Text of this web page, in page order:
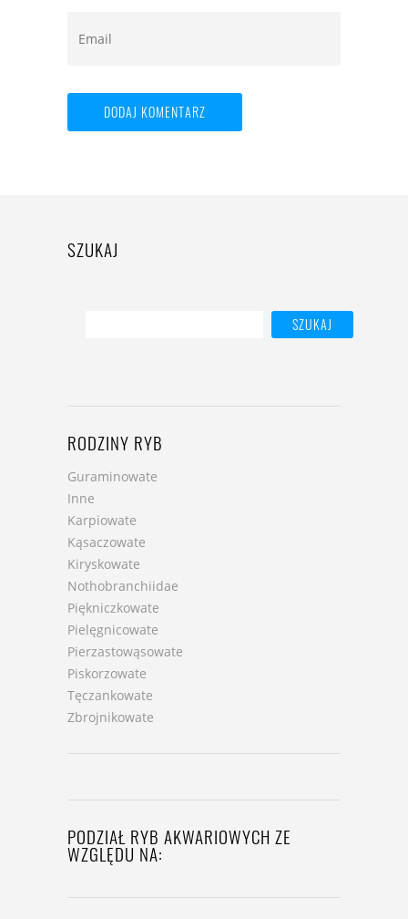
SZUKAJ
RODZINY RYB
Guraminowate
Inne
Karpiowate
Kąsaczowate
Kiryskowate
Nothobranchiidae
Piękniczkowate
Pielęgnicowate
Pierzastowąsowate
Piskorzowate
Tęczankowate
Zbrojnikowate
PODZIAŁ RYB AKWARIOWYCH ZE
WZGLĘDU NA: